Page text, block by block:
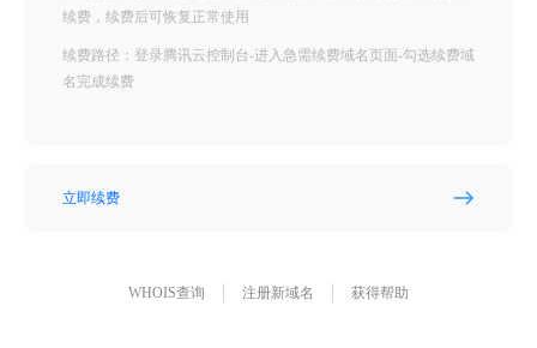
续费，续费后可恢复正常使用
续费路径：登录腾讯云控制台-进入急需续费域名页面-勾选续费域
名完成续费
立即续费
WHOIS查询 注册新域名 获得帮助